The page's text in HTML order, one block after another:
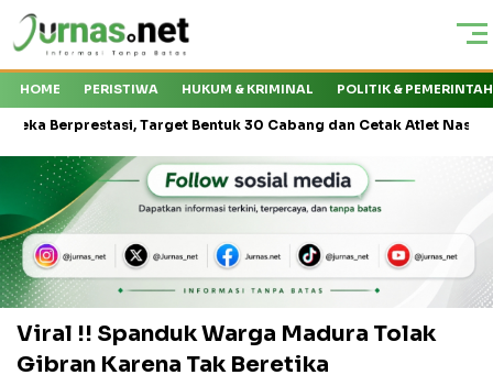
HOME PERISTIWA HUKUM & KRIMINAL POLITIK &
Target Bentuk 30 Cabang dan Cetak Atlet Nasional
Viral !! Spanduk Warga Madura Tolak
Gibran Karena Tak Beretika